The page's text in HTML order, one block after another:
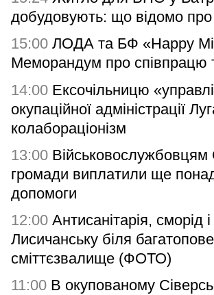
добудовують: що відомо про
15:00 ЛОДА та БФ «Happy
Меморандум про співпрацю
14:00 Ексочільницю
окупаційної адміністрації
колабораціонізм
13:00 Військовослужбовцям
громади виплатили ще
допомоги
12:00 Антисанітарія,
Лисичанську біля
сміттєзвалище (ФОТО)
11:00 В окупованому